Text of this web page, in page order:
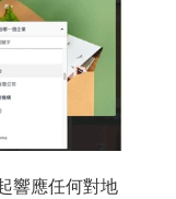
響應任何對地